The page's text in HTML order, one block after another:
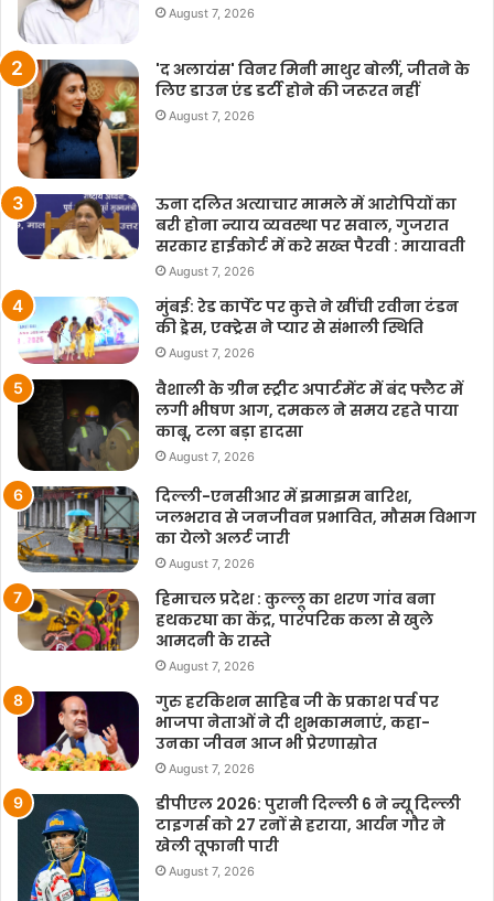
August 7, 2026
'द अलायंस' विनर मिनी माथुर बोलीं, जीतने के
लिए डाउन एंड डर्टी होने की जरूरत नहीं
August 7, 2026
ऊना दलित अत्याचार मामले में आरोपियों का
बरी होना न्याय व्यवस्था पर सवाल, गुजरात
सरकार हाईकोर्ट में करे सख्त पैरवी : मायावती
August 7, 2026
मुंबई: रेड कार्पेट पर कुत्ते ने खींची रवीना टंडन
की ड्रेस, एक्ट्रेस ने प्यार से संभाली स्थिति
August 7, 2026
वैशाली के ग्रीन स्ट्रीट अपार्टमेंट में बंद फ्लैट में
लगी भीषण आग, दमकल ने समय रहते पाया
काबू, टला बड़ा हादसा
August 7, 2026
दिल्ली-एनसीआर में झमाझम बारिश,
जलभराव से जनजीवन प्रभावित, मौसम विभाग
का येलो अलर्ट जारी
August 7, 2026
हिमाचल प्रदेश : कुल्लू का शरण गांव बना
हथकरघा का केंद्र, पारंपरिक कला से खुले
आमदनी के रास्ते
August 7, 2026
गुरु हरकिशन साहिब जी के प्रकाश पर्व पर
भाजपा नेताओं ने दी शुभकामनाएं, कहा-
उनका जीवन आज भी प्रेरणास्रोत
August 7, 2026
डीपीएल 2026: पुरानी दिल्ली 6 ने न्यू दिल्ली
टाइगर्स को 27 रनों से हराया, आर्यन गौर ने
खेली तूफानी पारी
August 7, 2026